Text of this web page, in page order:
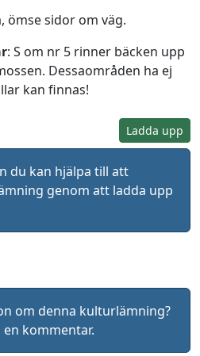
ömse sidor om väg.
: S om nr 5 rinner bäcken upp
Dessaområden ha ej
kan finnas!
Ladda upp
du kan hjälpa till att
genom att ladda upp
om denna kulturlämning?
kommentar.